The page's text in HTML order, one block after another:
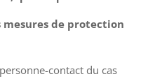
mesures de protection
contact du cas